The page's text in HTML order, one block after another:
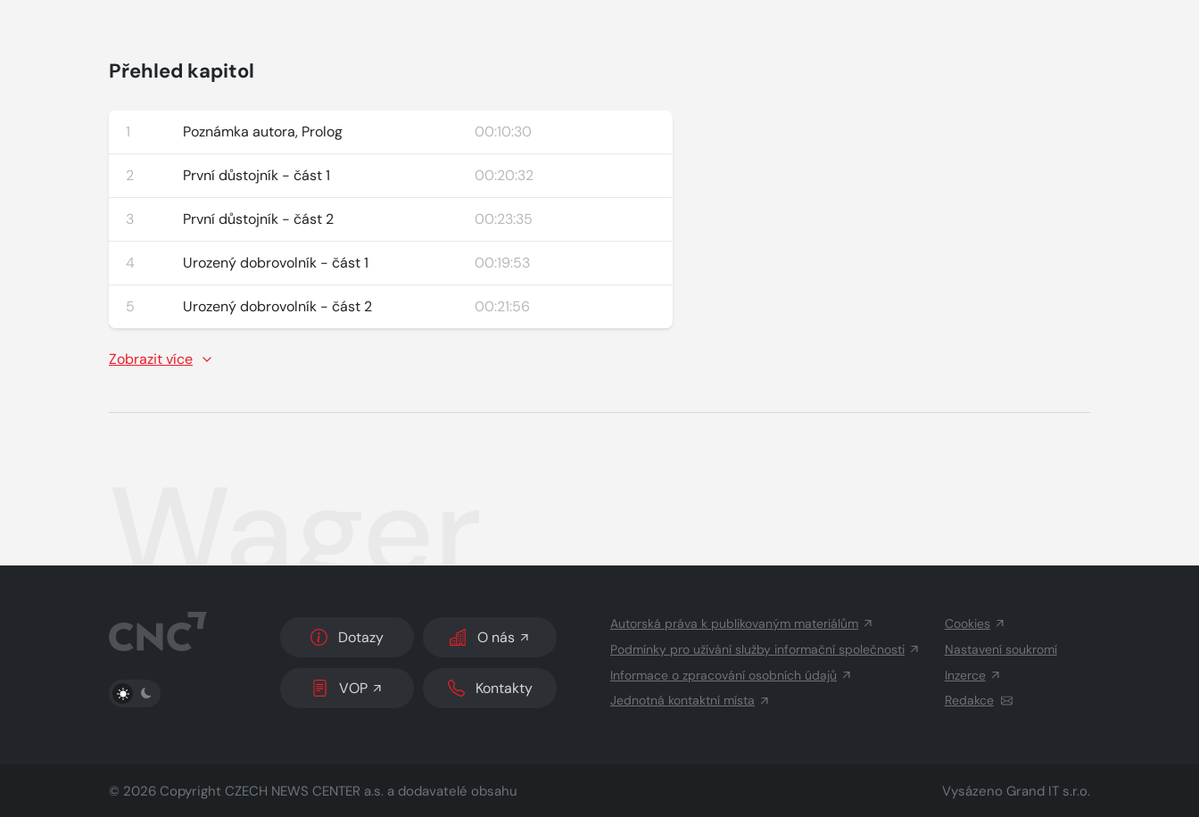
Přehled kapitol
1 Poznámka autora, Prolog 00:10:30
2 První důstojník - část 1 00:20:32
3 První důstojník - část 2 00:23:35
4 Urozený dobrovolník - část 1 00:19:53
5 Urozený dobrovolník - část 2 00:21:56
Zobrazit více
Wager
PŘEPNOUT SVĚTLÝ/TMAVÝ REŽIM
Dotazy O nás
VOP Kontakty
Autorská práva k publikovaným materiálům
Podmínky pro užívání služby informační společnosti
Informace o zpracování osobních údajů
Jednotná kontaktní místa
Cookies
Nastavení soukromí
Inzerce
Redakce
© 2026 Copyright CZECH NEWS CENTER a.s. a dodavatelé obsahu Vysázeno Grand IT s.r.o.